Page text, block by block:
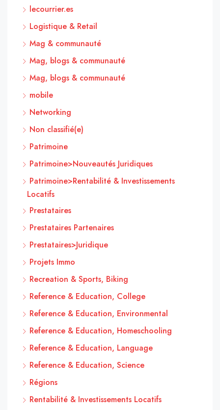
lecourrier.es
Logistique & Retail
Mag & communauté
Mag, blogs & communauté
Mag, blogs & communauté
mobile
Networking
Non classifié(e)
Patrimoine
Patrimoine>Nouveautés Juridiques
Patrimoine>Rentabilité & Investissements
Locatifs
Prestataires
Prestataires Partenaires
Prestataires>Juridique
Projets Immo
Recreation & Sports, Biking
Reference & Education, College
Reference & Education, Environmental
Reference & Education, Homeschooling
Reference & Education, Language
Reference & Education, Science
Régions
Rentabilité & Investissements Locatifs